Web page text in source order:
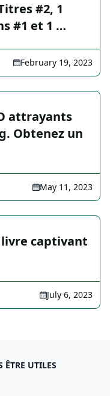
#2, 1
#1 et 1 …
February 19, 2023
attrayants
Obtenez un
May 11, 2023
captivant
July 6, 2023
ÊTRE UTILES